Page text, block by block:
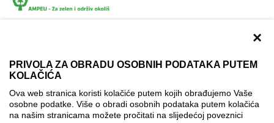
×
PRIVOLA ZA OBRADU OSOBNIH PODATAKA PUTEM
KOLAČIĆA
Ova web stranica koristi kolačiće putem kojih obrađujemo Vaše
osobne podatke. Više o obradi osobnih podataka putem kolačića
na našim stranicama možete pročitati na slijedećoj poveznici
Izjava o pristupačnosti
Politika korištenja kolačića
Postavke kolačića